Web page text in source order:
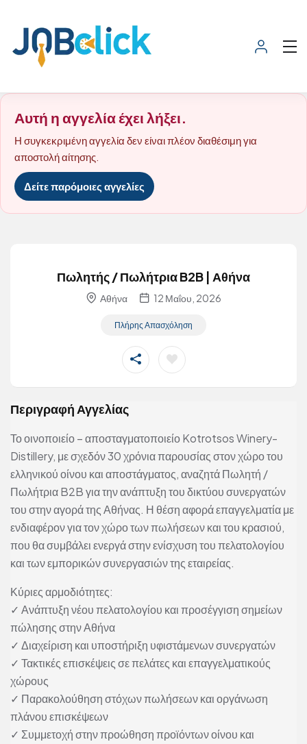
Αυτή η αγγελία έχει λήξει.
Η συγκεκριμένη αγγελία δεν είναι πλέον διαθέσιμη για
αποστολή αίτησης.
Δείτε παρόμοιες αγγελίες
Πωλητής / Πωλήτρια B2B | Αθήνα
Αθήνα 12 Μαΐου, 2026
Πλήρης Απασχόληση
Περιγραφή Αγγελίας
Το οινοποιείο – αποσταγματοποιείο Kotrotsos Winery-
Distillery, με σχεδόν 30 χρόνια παρουσίας στον χώρο του
ελληνικού οίνου και αποστάγματος, αναζητά Πωλητή /
Πωλήτρια B2B για την ανάπτυξη του δικτύου συνεργατών
του στην αγορά της Αθήνας. Η θέση αφορά επαγγελματία με
ενδιαφέρον για τον χώρο των πωλήσεων και του κρασιού,
που θα συμβάλει ενεργά στην ενίσχυση του πελατολογίου
και των εμπορικών συνεργασιών της εταιρείας.
Κύριες αρμοδιότητες:
✓ Ανάπτυξη νέου πελατολογίου και προσέγγιση σημείων
πώλησης στην Αθήνα
✓ Διαχείριση και υποστήριξη υφιστάμενων συνεργατών
✓ Τακτικές επισκέψεις σε πελάτες και επαγγελματικούς
χώρους
✓ Παρακολούθηση στόχων πωλήσεων και οργάνωση
πλάνου επισκέψεων
✓ Συμμετοχή στην προώθηση προϊόντων οίνου και